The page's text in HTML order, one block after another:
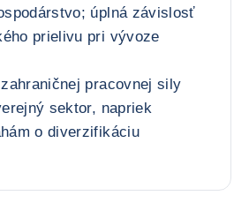
úplná závislosť
prielivu pri vývoze
pracovnej sily
sektor, napriek
o diverzifikáciu